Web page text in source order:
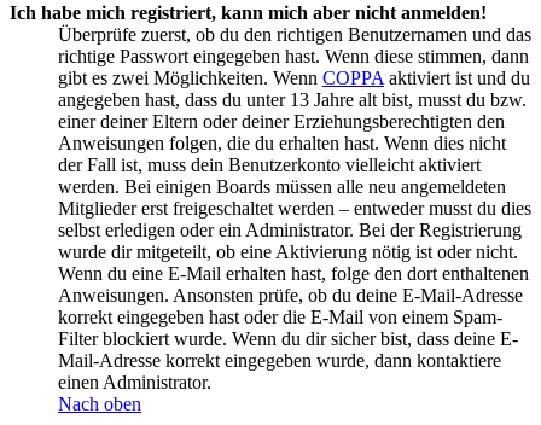
Ich habe mich registriert, kann mich aber nicht anmelden!
Überprüfe zuerst, ob du den richtigen Benutzernamen und das
richtige Passwort eingegeben hast. Wenn diese stimmen, dann
gibt es zwei Möglichkeiten. Wenn COPPA aktiviert ist und du
angegeben hast, dass du unter 13 Jahre alt bist, musst du bzw.
einer deiner Eltern oder deiner Erziehungsberechtigten den
Anweisungen folgen, die du erhalten hast. Wenn dies nicht
der Fall ist, muss dein Benutzerkonto vielleicht aktiviert
werden. Bei einigen Boards müssen alle neu angemeldeten
Mitglieder erst freigeschaltet werden – entweder musst du dies
selbst erledigen oder ein Administrator. Bei der Registrierung
wurde dir mitgeteilt, ob eine Aktivierung nötig ist oder nicht.
Wenn du eine E-Mail erhalten hast, folge den dort enthaltenen
Anweisungen. Ansonsten prüfe, ob du deine E-Mail-Adresse
korrekt eingegeben hast oder die E-Mail von einem Spam-
Filter blockiert wurde. Wenn du dir sicher bist, dass deine E-
Mail-Adresse korrekt eingegeben wurde, dann kontaktiere
einen Administrator.
Nach oben